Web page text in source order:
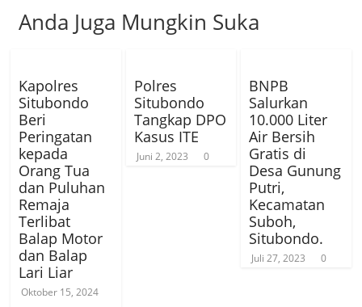
Anda Juga Mungkin Suka
Kapolres
Situbondo
Beri
Peringatan
kepada
Orang Tua
dan Puluhan
Remaja
Terlibat
Balap Motor
dan Balap
Lari Liar
Oktober 15, 2024
Polres
Situbondo
Tangkap DPO
Kasus ITE
Juni 2, 2023 0
BNPB
Salurkan
10.000 Liter
Air Bersih
Gratis di
Desa Gunung
Putri,
Kecamatan
Suboh,
Situbondo.
Juli 27, 2023 0